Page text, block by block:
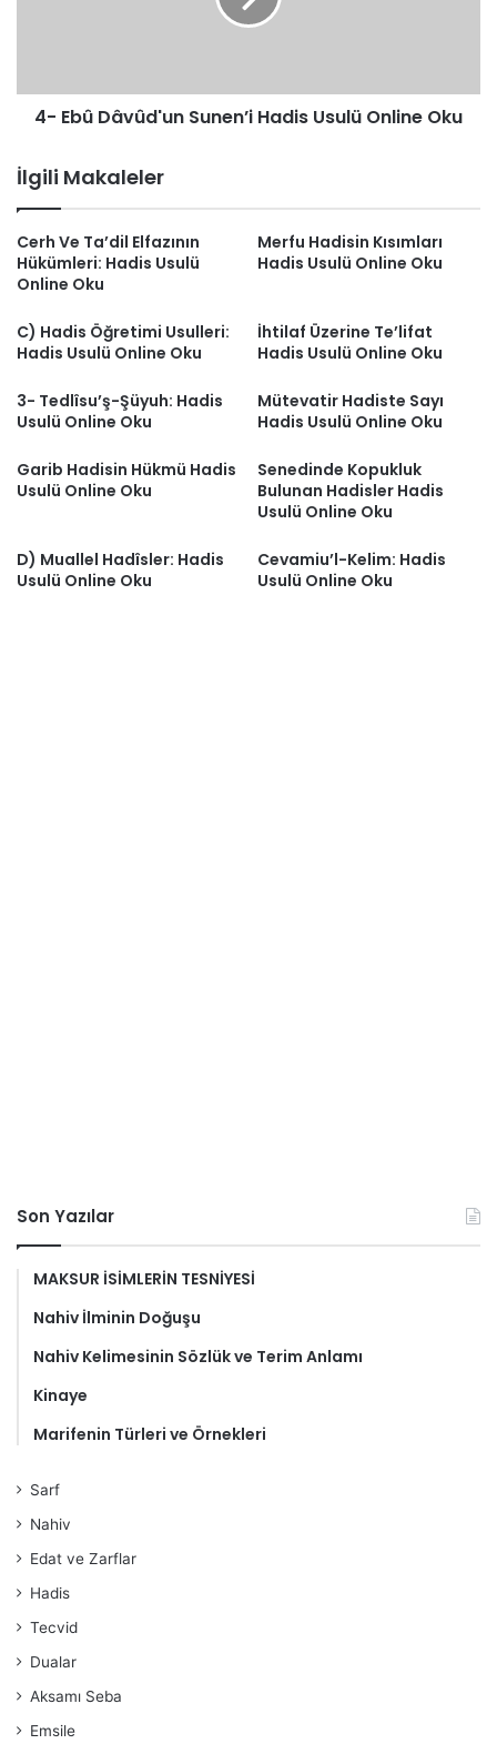
4- Ebû Dâvûd'un Sunen’i Hadis Usulü Online Oku
İlgili Makaleler
Cerh Ve Ta’dil Elfazının
Hükümleri: Hadis Usulü
Online Oku
Merfu Hadisin Kısımları
Hadis Usulü Online Oku
C) Hadis Öğretimi Usulleri:
Hadis Usulü Online Oku
İhtilaf Üzerine Te’lifat
Hadis Usulü Online Oku
3- Tedlîsu’ş-Şüyuh: Hadis
Usulü Online Oku
Mütevatir Hadiste Sayı
Hadis Usulü Online Oku
Garib Hadisin Hükmü Hadis
Usulü Online Oku
Senedinde Kopukluk
Bulunan Hadisler Hadis
Usulü Online Oku
D) Muallel Hadîsler: Hadis
Usulü Online Oku
Cevamiu’l-Kelim: Hadis
Usulü Online Oku
Son Yazılar
MAKSUR İSİMLERİN TESNİYESİ
Nahiv İlminin Doğuşu
Nahiv Kelimesinin Sözlük ve Terim Anlamı
Kinaye
Marifenin Türleri ve Örnekleri
Sarf
Nahiv
Edat ve Zarflar
Hadis
Tecvid
Dualar
Aksamı Seba
Emsile